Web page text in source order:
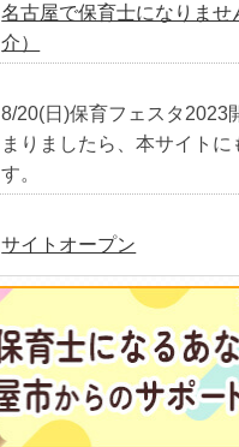
名古屋で保育士になりませ
介）
8/20(日)保育フェスタ2023
まりましたら、本サイトに
す。
サイトオープン